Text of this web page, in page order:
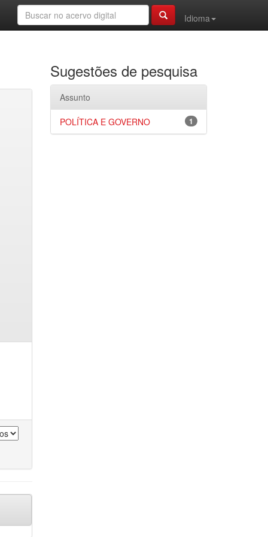
Idioma
Sugestões de pesquisa
Assunto
1
POLÍTICA E GOVERNO